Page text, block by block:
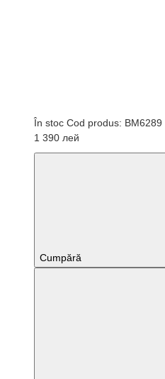
În stoc Cod produs: BM6289
1 390 лей
Cumpără